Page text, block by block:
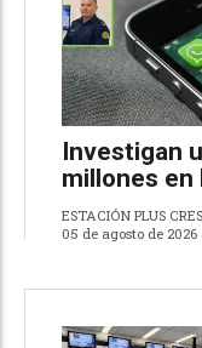
Investigan
millones en
ESTACIÓN PLUS
05 de agosto de 2026